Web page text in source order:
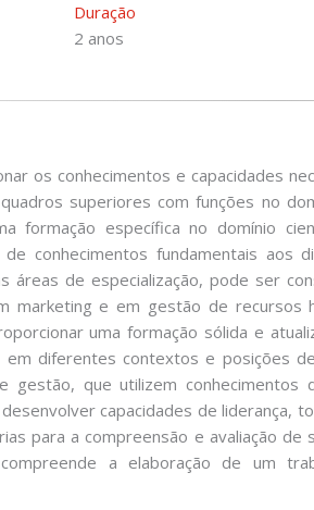
Duração
2 anos
os conhecimentos e capacidades
superiores com funções no
formação específica no domínio
conhecimentos fundamentais aos
áreas de especialização, pode ser
marketing e em gestão de recursos
uma formação sólida e
diferentes contextos e posições
que utilizem conhecimentos
capacidades de liderança,
para a compreensão e avaliação de
a elaboração de um